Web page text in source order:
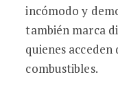
incómodo y
también marca
quienes
combustibles.